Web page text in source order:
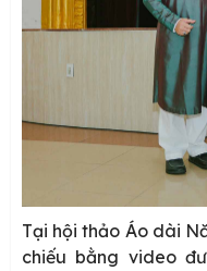
Tại hội thảo Áo dài
chiếu bằng video